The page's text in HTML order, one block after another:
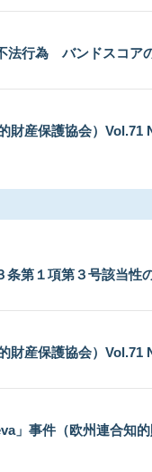
行為 バンドスコアの
産保護協会）Vol.71
第１項第３号該当性
産保護協会）Vol.71
」事件（欧州連合知的